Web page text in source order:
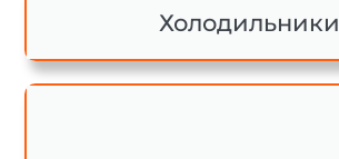
Холодильники